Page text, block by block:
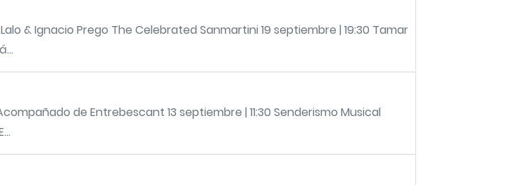
& Ignacio Prego The Celebrated Sanmartini 19 septiembre | 19:30 Tamar
de Entrebescant 13 septiembre | 11:30 Senderismo Musical